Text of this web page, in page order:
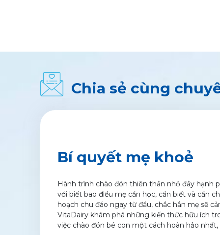
Chia sẻ cùng
Bí quyết mẹ khoẻ
Hành trình chào đón thiên thần nhỏ đầy
với biết bao điều mẹ cần học, cần biết và cần
hoạch chu đáo ngay từ đầu, chắc hẳn mẹ sẽ
VitaDairy khám phá những kiến thức hữu ích
việc chào đón bé con một cách hoàn hảo nhất,